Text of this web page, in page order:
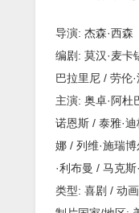
导演: 杰森·西森
编剧: 莫汉·麦卡
巴拉里尼 / 劳伦
主演: 奥卓·阿杜
诺恩斯 / 泰雅·
娜 / 列维·施瑞
·利布曼 / 马克斯
类型: 喜剧 / 动